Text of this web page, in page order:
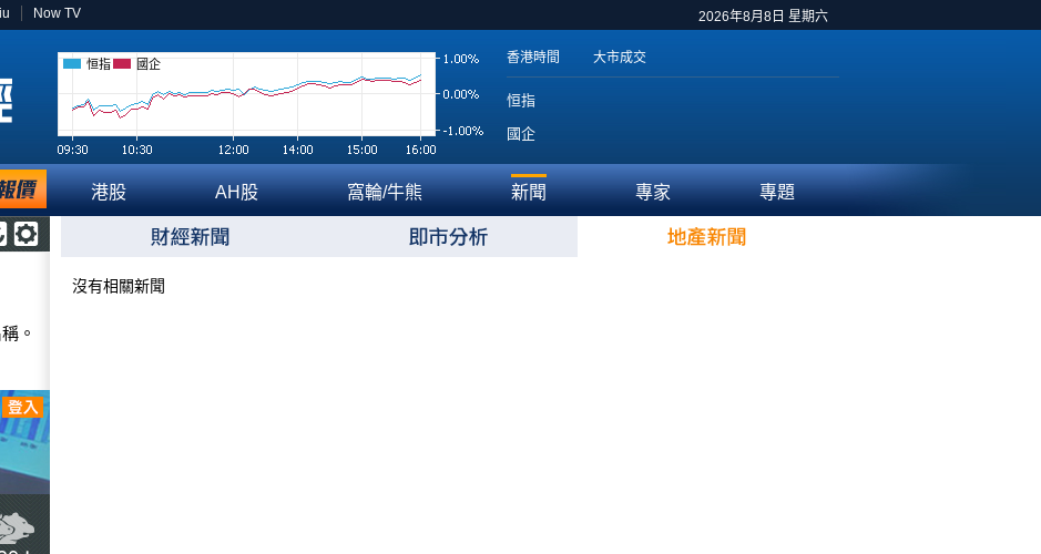
2026年8月8日 星期六
Now TV
恒指 國企 香港時間 大市成交
恒指
國企
港股 AH股 窩輪/牛熊 新聞 專家 專題
。
沒有相關新聞